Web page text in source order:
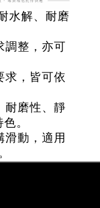
水解、耐磨
調整，亦可
求，皆可依
耐磨性、靜
。
滑動，適用